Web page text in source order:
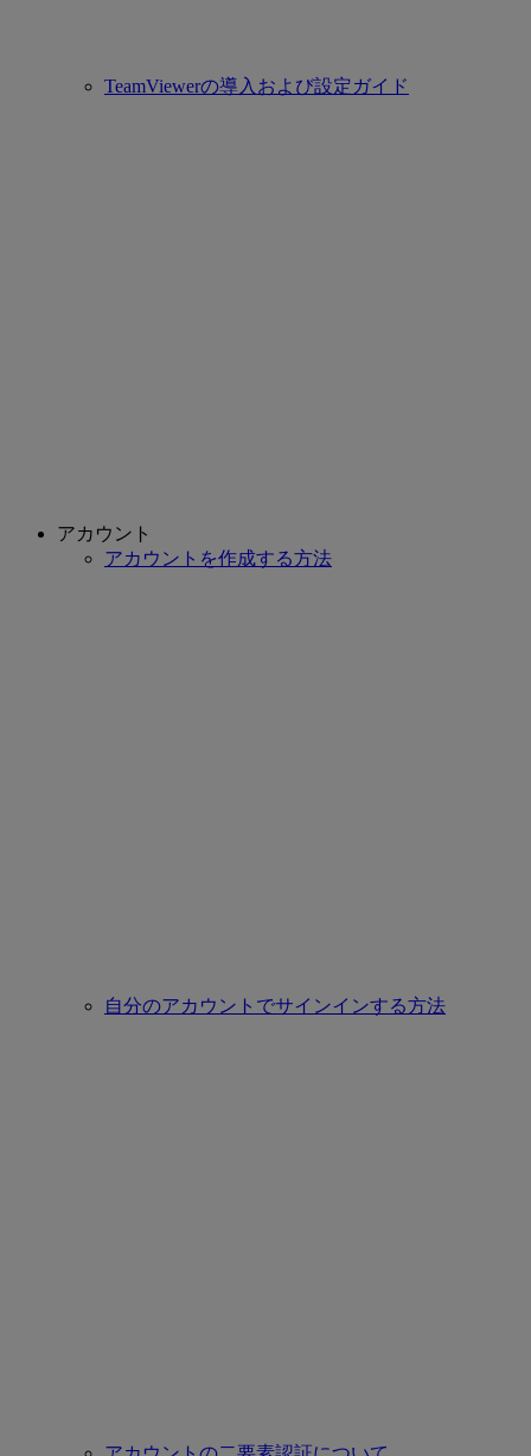
TeamViewerの導入および設定ガイド
アカウント
アカウントを作成する方法
自分のアカウントでサインインする方法